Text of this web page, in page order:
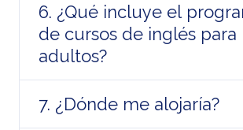
6. ¿Qué incluye el
de cursos de inglés para
adultos?
7. ¿Dónde me alojaría?